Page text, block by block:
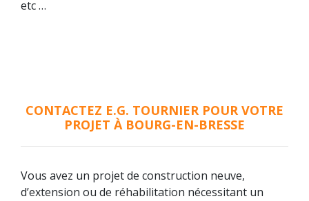
etc …
CONTACTEZ E.G. TOURNIER POUR VOTRE
PROJET À BOURG-EN-BRESSE
Vous avez un projet de construction neuve,
d’extension ou de réhabilitation nécessitant un